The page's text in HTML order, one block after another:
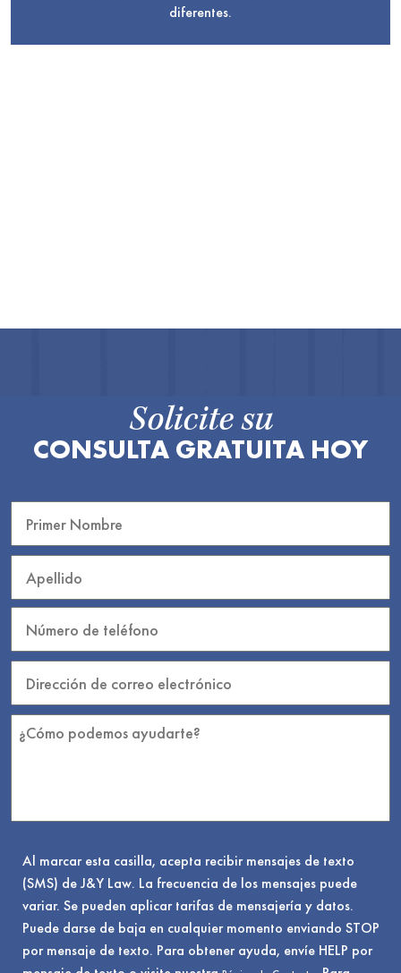
diferentes.
Solicite su
CONSULTA GRATUITA HOY
Al marcar esta casilla, acepta recibir mensajes de texto
(SMS) de J&Y Law. La frecuencia de los mensajes puede
variar. Se pueden aplicar tarifas de mensajería y datos.
Puede darse de baja en cualquier momento enviando STOP
por mensaje de texto. Para obtener ayuda, envíe HELP por